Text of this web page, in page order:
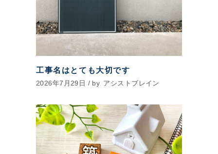
工事名はとても大切です
2026年7月29日 by アシストブレイン